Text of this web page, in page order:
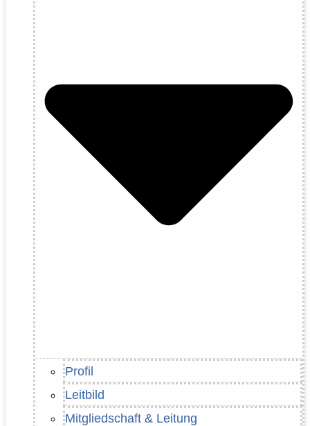
Profil
Leitbild
Mitgliedschaft & Leitung